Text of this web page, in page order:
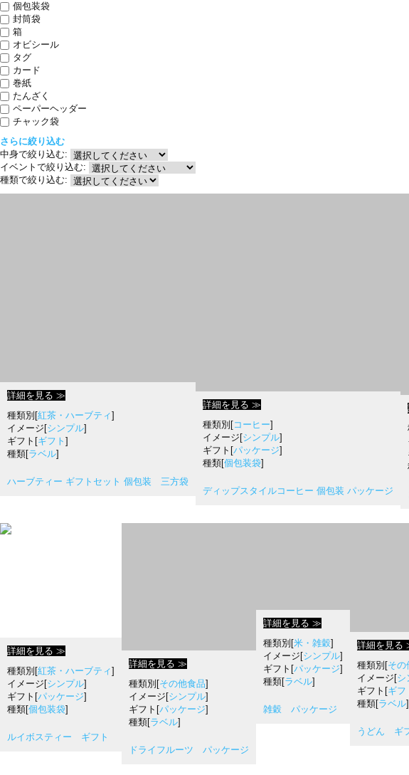
個包装袋
封筒袋
箱
オビシール
タグ
カード
巻紙
たんざく
ペーパーヘッダー
チャック袋
さらに絞り込む
中身で絞り込む:
イベントで絞り込む:
種類で絞り込む:
詳細を見る ≫
種類別[紅茶・ハーブティ]
イメージ[シンプル]
ギフト[ギフト ]
種類[ラベル]
ハーブティー ギフトセット 個包装 三方袋
詳細を見る ≫
種類別[コーヒー]
イメージ[シンプル]
ギフト[パッケージ]
種類[個包装袋]
ディップスタイルコーヒー 個包装 パッケージ
詳細を見る ≫
種類別[紅茶・ハーブティ]
イメージ[シンプル]
ギフト[パッケージ]
種類[個包装袋]
ルイボスティー ギフト
詳細を見る ≫
種類別[その他食品]
イメージ[シンプル]
ギフト[パッケージ]
種類[ラベル]
ドライフルーツ パッケージ
詳細を見る ≫
種類別[米・雑穀]
イメージ[シンプル]
ギフト[パッケージ]
種類[ラベル]
雑穀 パッケージ
詳細を見る
種類別[その
イメージ[シ
ギフト[ギフ
種類[ラベル]
うどん ギ